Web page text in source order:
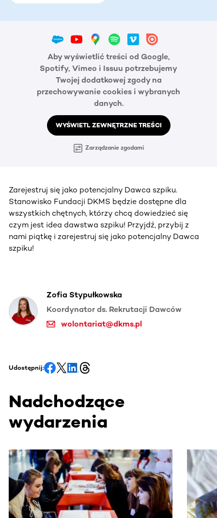
Aby wyświetlić treści od Google,
Spotify, Vimeo i Issuu potrzebujemy
Twojej dodatkowej zgody na
przechowywanie cookies i wybranych
danych.
WYŚWIETL ZEWNĘTRZNE TREŚCI
Zarządzanie zgodami
Zarejestruj się jako potencjalny Dawca szpiku.
Stanowisko Fundacji DKMS będzie dostępne dla
wszystkich chętnych, którzy chcą dowiedzieć się
czym jest idea dawstwa szpiku! Przyjdź, przybij z
nami piątkę i zarejestruj się jako potencjalny Dawca
szpiku!
Zofia Stypułkowska
Koordynator ds. Rekrutacji Dawców
wolontariat@dkms.pl
Udostępnij:
Nadchodzące
wydarzenia
Ta sekcja zawiera treści przewijane w poziomie. Użyj